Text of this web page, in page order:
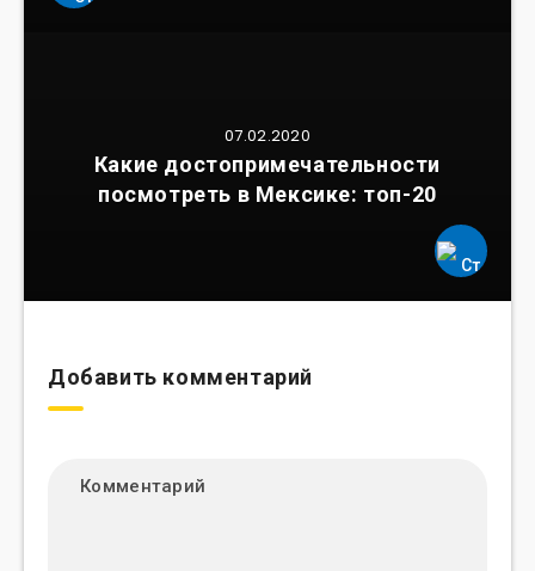
07.02.2020
Какие достопримечательности
посмотреть в Мексике: топ-20
Добавить комментарий